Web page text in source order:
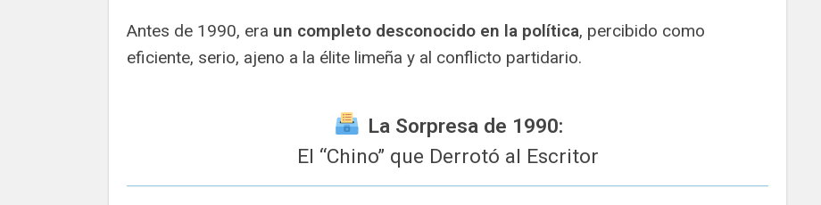
Antes de 1990, era un completo desconocido en la política, percibido como
eficiente, serio, ajeno a la élite limeña y al conflicto partidario.
️ La Sorpresa de 1990:
El “Chino” que Derrotó al Escritor